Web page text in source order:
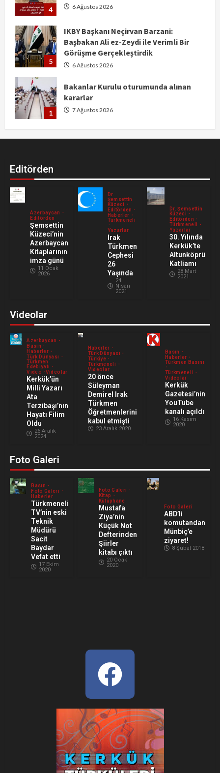
4 6 Ağustos 2026
5
IKBY Başkanı Neçirvan Barzani:
Başbakan Ali ez-Zeydi ile Verimli Bir
Görüşme Gerçekleştirdik
6 Ağustos 2026
1
Bakanlar Kurulu oturumunda alınan
kararlar
7 Ağustos 2026
3
معركة طوزخورماتو (28–29 نيسان 1918)
6 Ağustos 2026
4
اعترافات جديدة لمشارك في محاولة اغتيال
أردوغان بعد سنوات من الهروب
6 Ağustos 2026
IKBY Başkanı Neçirvan Barzani:
6 Ağustos 2026
Editörden
Azerbaycan
Editörden
Şemsettin
Küzeci’nin
Azerbaycan
Kitaplarının
imza günü
11 Ocak
2026
Dr.
Şemsettin
Küzeci
Editörden
Haberler
Türkmeneli
Yazarlar
Irak
Türkmen
Cephesi
26
Yaşında
24
Nisan
2021
Dr. Şemsettin
Küzeci
Editörden
Türkmeneli
Yazarlar
30. Yılında
Kerkük’te
Altunköprü
Katliamı
28 Mart
2021
Videolar
Azerbaycan
Basın
Haberler
Türk Dünyası
Türkmen
Edebiyatı
Video
Videolar
Kerkük’ün
Milli Yazarı
Ata
Terzibaşı’nın
Hayatı Filim
Oldu
26 Aralık
2024
Haberler
Türk Dünyası
Türkiye
Türkmeneli
Videolar
20 önce
Süleyman
Demirel Irak
Türkmen
Öğretmenlerini
kabul etmişti
23 Aralık 2020
Basın
Haberler
Türkmen Basını
Türkmeneli
Videolar
Kerkük
Gazetesi’nin
YouTube
kanalı açıldı
16 Kasım
2020
Foto Galeri
Basın
Foto Galeri
Haberler
Türkmeneli
TV’nin eski
Teknik
Müdürü
Sacit
Baydar
Vefat etti
17 Ekim
2020
Foto Galeri
Kitap
Kütüphane
Mustafa
Ziya’nin
Küçük Not
Defterinden
Şiirler
kitabı çıktı
20 Ocak
2020
Foto Galeri
ABD’li
komutandan
Münbiç’e
ziyaret!
8 Şubat 2018